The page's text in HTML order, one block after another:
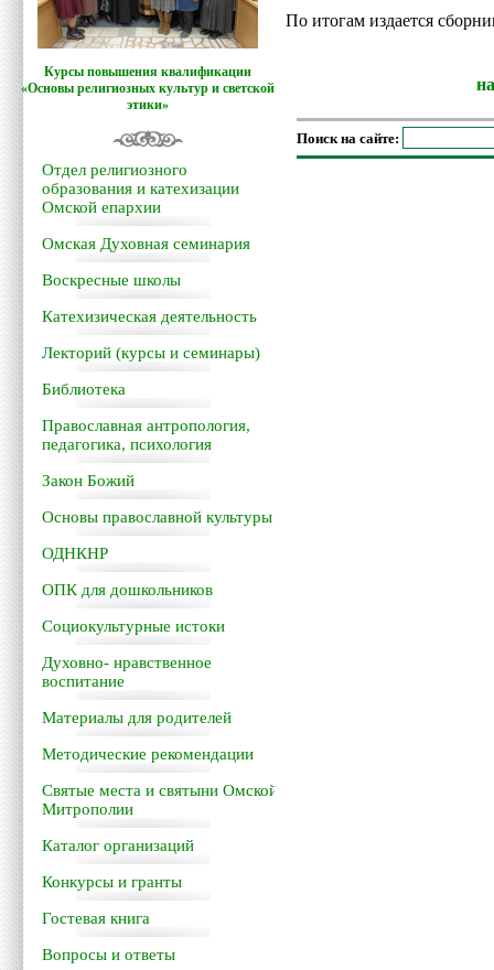
Курсы повышения квалификации
«Основы религиозных культур и светской
этики»
Отдел религиозного
образования и катехизации
Омской епархии
Омская Духовная семинария
Воскресные школы
Катехизическая деятельность
Лекторий (курсы и семинары)
Библиотека
Православная антропология,
педагогика, психология
Закон Божий
Основы православной культуры
ОДНКНР
ОПК для дошкольников
Социокультурные истоки
Духовно- нравственное
воспитание
Материалы для родителей
Методические рекомендации
Святые места и святыни Омской
Митрополии
Каталог организаций
Конкурсы и гранты
Гостевая книга
Вопросы и ответы
По итогам издается
Поиск на сайте: